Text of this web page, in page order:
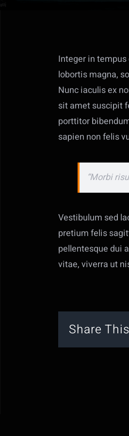
Integer in
lobortis magna,
Nunc iaculis ex
sit amet suscipit
porttitor
sapien non felis
“Morbi
Vestibulum sed
pretium felis
pellentesque dui
vitae, viverra ut
Share